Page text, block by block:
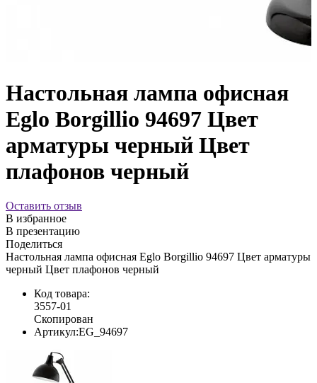
Настольная лампа офисная
Eglo Borgillio 94697 Цвет
арматуры черный Цвет
плафонов черный
Оставить отзыв
В избранное
В презентацию
Поделиться
Настольная лампа офисная Eglo Borgillio 94697 Цвет арматуры
черный Цвет плафонов черный
Код товара:
3557-01
Скопирован
Артикул:EG_94697